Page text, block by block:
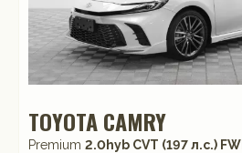
TOYOTA CAMRY
Premium 2.0hyb CVT (197 л.с.)